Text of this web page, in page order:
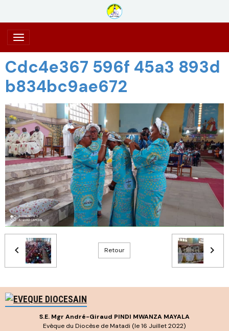
Cdc4e367 596f 45a3 893d
b834bc9ae672
Retour
S.E. Mgr André-Giraud PINDI MWANZA MAYALA
Evêque du Diocèse de Matadi (le 16 Juillet 2022)